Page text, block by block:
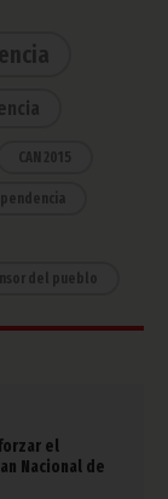
CAN 2015
del pueblo
el
Nacional de